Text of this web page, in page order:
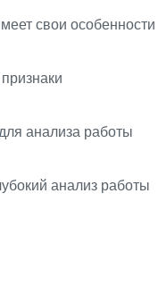
свои особенности
анализа работы
анализ работы